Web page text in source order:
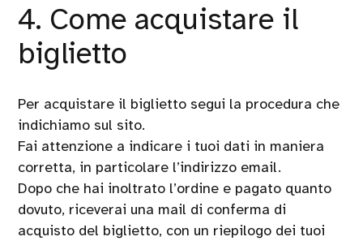
4. Come acquistare il
biglietto
Per acquistare il biglietto segui la procedura che
indichiamo sul sito.
Fai attenzione a indicare i tuoi dati in maniera
corretta, in particolare l’indirizzo email.
Dopo che hai inoltrato l’ordine e pagato quanto
dovuto, riceverai una mail di conferma di
acquisto del biglietto, con un riepilogo dei tuoi